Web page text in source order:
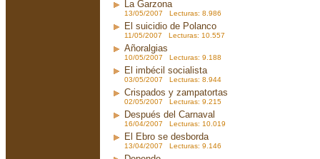
La Garzona
13/05/2007 Lecturas: 8.986
El suicidio de Polanco
11/05/2007 Lecturas: 10.557
Añoralgias
10/05/2007 Lecturas: 9.188
El imbécil socialista
03/05/2007 Lecturas: 8.944
Crispados y zampatortas
02/05/2007 Lecturas: 9.215
Después del Carnaval
16/04/2007 Lecturas: 10.019
El Ebro se desborda
13/04/2007 Lecturas: 9.146